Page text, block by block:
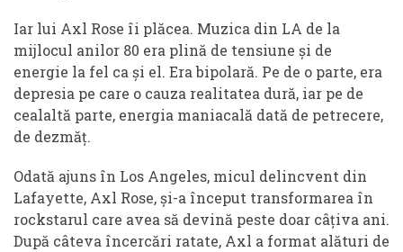
Iar lui Axl Rose îi plăcea. Muzica din LA de la
mijlocul anilor 80 era plină de tensiune și de
energie la fel ca și el. Era bipolară. Pe de o parte, era
depresia pe care o cauza realitatea dură, iar pe de
cealaltă parte, energia maniacală dată de petrecere,
de dezmăț.
Odată ajuns în Los Angeles, micul delincvent din
Lafayette, Axl Rose, și-a început transformarea în
rockstarul care avea să devină peste doar câțiva ani.
După câteva încercări ratate, Axl a format alături de